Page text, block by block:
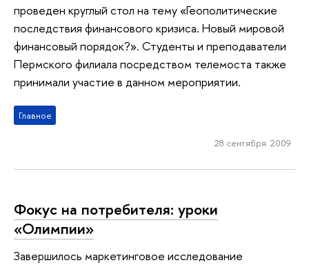
проведен круглый стол на тему «Геополитические
последствия финансового кризиса. Новый мировой
финансовый порядок?». Студенты и преподаватели
Пермского филиала посредством телемоста также
принимали участие в данном мероприятии.
Главное
28 сентября 2009
Фокус на потребителя: уроки
«Олимпии»
Завершилось маркетинговое исследование